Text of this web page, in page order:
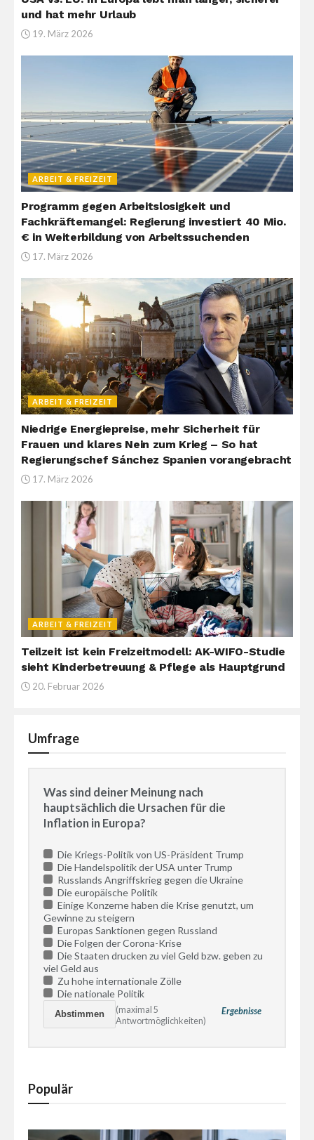
und hat mehr Urlaub
19. März 2026
ARBEIT & FREIZEIT
Programm gegen Arbeitslosigkeit und
Fachkräftemangel: Regierung investiert 40 Mio.
€ in Weiterbildung von Arbeitssuchenden
17. März 2026
ARBEIT & FREIZEIT
Niedrige Energiepreise, mehr Sicherheit für
Frauen und klares Nein zum Krieg – So hat
Regierungschef Sánchez Spanien vorangebracht
17. März 2026
ARBEIT & FREIZEIT
Teilzeit ist kein Freizeitmodell: AK-WIFO-Studie
sieht Kinderbetreuung & Pflege als Hauptgrund
20. Februar 2026
Umfrage
Was sind deiner Meinung nach
hauptsächlich die Ursachen für die
Inflation in Europa?
Die Kriegs-Politik von US-Präsident Trump
Die Handelspolitik der USA unter Trump
Russlands Angriffskrieg gegen die Ukraine
Die europäische Politik
Einige Konzerne haben die Krise genutzt, um
Gewinne zu steigern
Europas Sanktionen gegen Russland
Die Folgen der Corona-Krise
Die Staaten drucken zu viel Geld bzw. geben zu
viel Geld aus
Zu hohe internationale Zölle
Die nationale Politik
Ergebnisse
(maximal 5
Antwortmöglichkeiten)
Populär